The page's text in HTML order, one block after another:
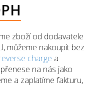
zboží od dodavatele
můžeme nakoupit bez
charge a
na nás jako
a zaplatíme fakturu,